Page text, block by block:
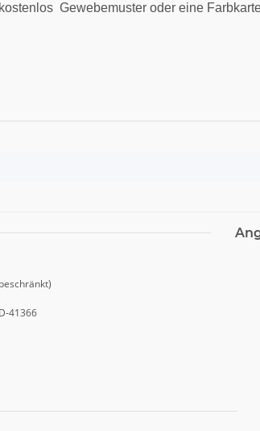
Gewebemuster oder eine
41366